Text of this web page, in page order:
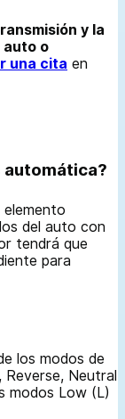
y la
auto o
una cita en
automática?
del auto con
tendrá que
para
los modos de
Neutral
modos Low (L)